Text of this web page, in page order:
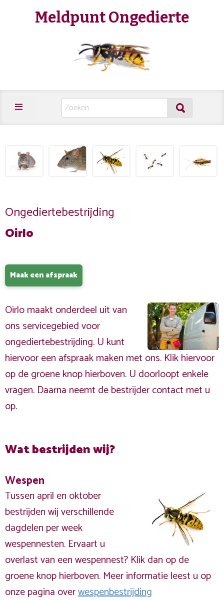
Meldpunt Ongedierte
Ongediertebestrijding
Oirlo
Maak een afspraak
Oirlo maakt onderdeel uit van
ons servicegebied voor
ongediertebestrijding. U kunt
hiervoor een afspraak maken met ons. Klik hiervoor
op de groene knop hierboven. U doorloopt enkele
vragen. Daarna neemt de bestrijder contact met u
op.
Wat bestrijden wij?
Wespen
Tussen april en oktober
bestrijden wij verschillende
dagdelen per week
wespennesten. Ervaart u
overlast van een wespennest? Klik dan op de
groene knop hierboven. Meer informatie leest u op
onze pagina overwespenbestrijding